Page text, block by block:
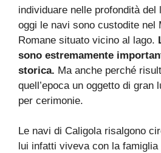
individuare nelle profondità
oggi le navi sono custodite nel
Romane situato vicino al lago.
sono estremamente
storica. Ma anche perché
quell’epoca un oggetto di gran
per cerimonie.
Le navi di Caligola risalgono
lui infatti viveva con la